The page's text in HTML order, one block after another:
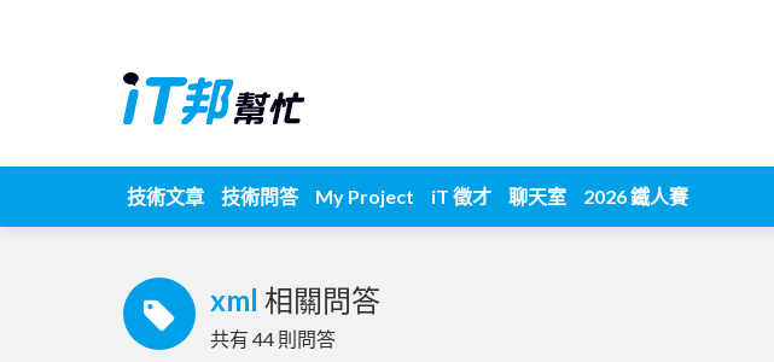
技術文章 技術問答 My Project iT 徵才 聊天室 2026 鐵人賽
xml 相關問答
共有 44 則問答